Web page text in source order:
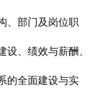
、部门及岗位职
、绩效与薪酬、
的全面建设与实